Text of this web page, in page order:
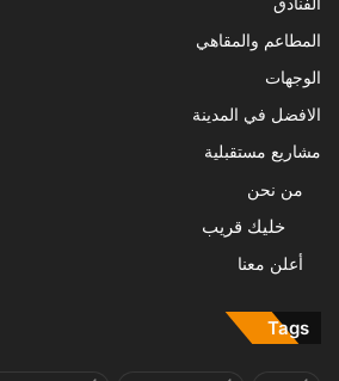
المطاعم والمقاهي
الوجهات
الافضل في المدينة
مشاريع مستقبلية
من نحن
خليك قريب
أعلن معنا
Tags